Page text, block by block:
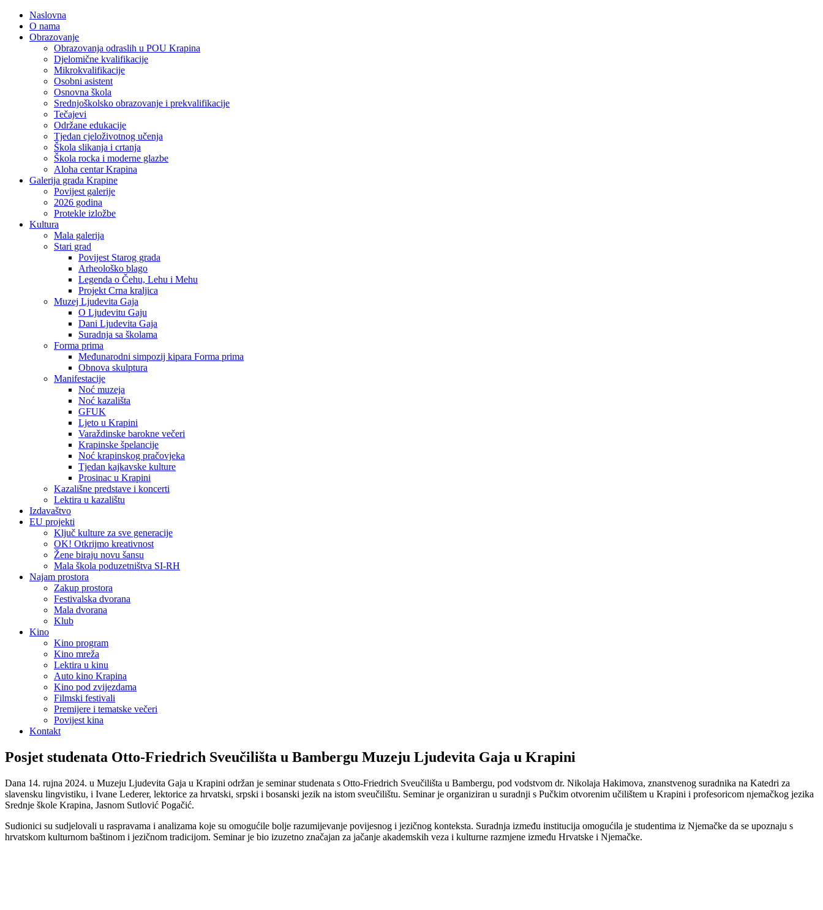
Naslovna
O nama
Obrazovanje
Obrazovanja odraslih u POU Krapina
Djelomične kvalifikacije
Mikrokvalifikacije
Osobni asistent
Osnovna škola
Srednjoškolsko obrazovanje i prekvalifikacije
Tečajevi
Održane edukacije
Tjedan cjeloživotnog učenja
Škola slikanja i crtanja
Škola rocka i moderne glazbe
Aloha centar Krapina
Galerija grada Krapine
Povijest galerije
2026 godina
Protekle izložbe
Kultura
Mala galerija
Stari grad
Povijest Starog grada
Arheološko blago
Legenda o Čehu, Lehu i Mehu
Projekt Crna kraljica
Muzej Ljudevita Gaja
O Ljudevitu Gaju
Dani Ljudevita Gaja
Suradnja sa školama
Forma prima
Međunarodni simpozij kipara Forma prima
Obnova skulptura
Manifestacije
Noć muzeja
Noć kazališta
GFUK
Ljeto u Krapini
Varaždinske barokne večeri
Krapinske špelancije
Noć krapinskog pračovjeka
Tjedan kajkavske kulture
Prosinac u Krapini
Kazališne predstave i koncerti
Lektira u kazalištu
Izdavaštvo
EU projekti
Ključ kulture za sve generacije
OK! Otkrijmo kreativnost
Žene biraju novu šansu
Mala škola poduzetništva SI-RH
Najam prostora
Zakup prostora
Festivalska dvorana
Mala dvorana
Klub
Kino
Kino program
Kino mreža
Lektira u kinu
Auto kino Krapina
Kino pod zvijezdama
Filmski festivali
Premijere i tematske večeri
Povijest kina
Kontakt
Posjet studenata Otto-Friedrich Sveučilišta u Bambergu Muzeju Ljudevita Gaja u Krapini
Dana 14. rujna 2024. u Muzeju Ljudevita Gaja u Krapini održan je seminar studenata s Otto-Friedrich Sveučilišta u Bambergu, pod vodstvom dr. Nikolaja Hakimova, znanstvenog suradnika na Katedri za
slavensku lingvistiku, i Ivane Lederer, lektorice za hrvatski, srpski i bosanski jezik na istom sveučilištu. Seminar je organiziran u suradnji s Pučkim otvorenim učilištem u Krapini i profesoricom njemačkog jezika
Srednje škole Krapina, Jasnom Sutlović Pogačić.
Sudionici su sudjelovali u raspravama i analizama koje su omogućile bolje razumijevanje povijesnog i jezičnog konteksta. Suradnja između institucija omogućila je studentima iz Njemačke da se upoznaju s
hrvatskom kulturnom baštinom i jezičnom tradicijom. Seminar je bio izuzetno značajan za jačanje akademskih veza i kulturne razmjene između Hrvatske i Njemačke.